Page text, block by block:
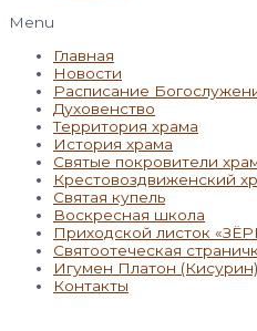
Menu
Главная
Новости
Расписание
Духовенство
Территория храма
История храма
Святые покровители
Крестовоздвиженский
Святая купель
Воскресная школа
Приходской листок
Святоотеческая
Игумен Платон (Кисурин)
Контакты